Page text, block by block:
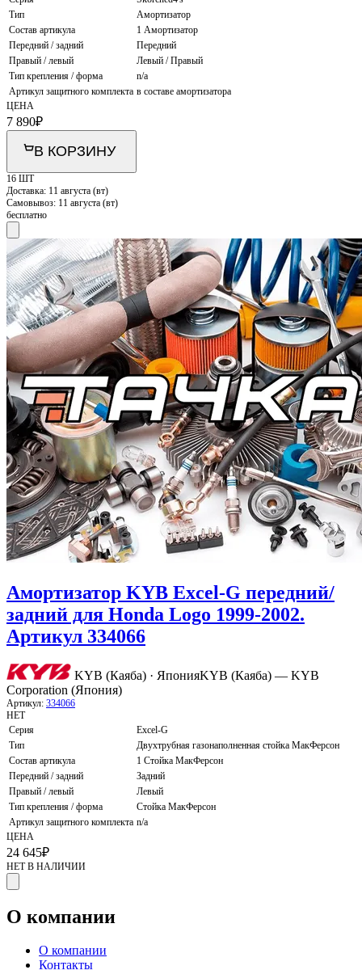
Тип
Амортизатор
Состав артикула
1 Амортизатор
Передний / задний
Передний
Правый / левый
Левый / Правый
Тип крепления / форма
n/a
Артикул защитного комплекта в составе амортизатора
ЦЕНА
7 890₽
В КОРЗИНУ
16 ШТ
Доставка: 11 августа (вт)
Самовывоз: 11 августа (вт)
бесплатно
Амортизатор KYB Excel-G передний/
задний для Honda Logo 1999-2002.
Артикул 334066
KYB (Каяба) · ЯпонияKYB (Каяба) — KYB
Corporation (Япония)
Артикул: 334066
НЕТ
Серия
Excel-G
Тип
Двухтрубная газонаполненная стойка МакФерсон
Состав артикула
1 Стойка МакФерсон
Передний / задний
Задний
Правый / левый
Левый
Тип крепления / форма
Стойка МакФерсон
Артикул защитного комплекта n/a
ЦЕНА
24 645₽
НЕТ В НАЛИЧИИ
О компании
О компании
Контакты